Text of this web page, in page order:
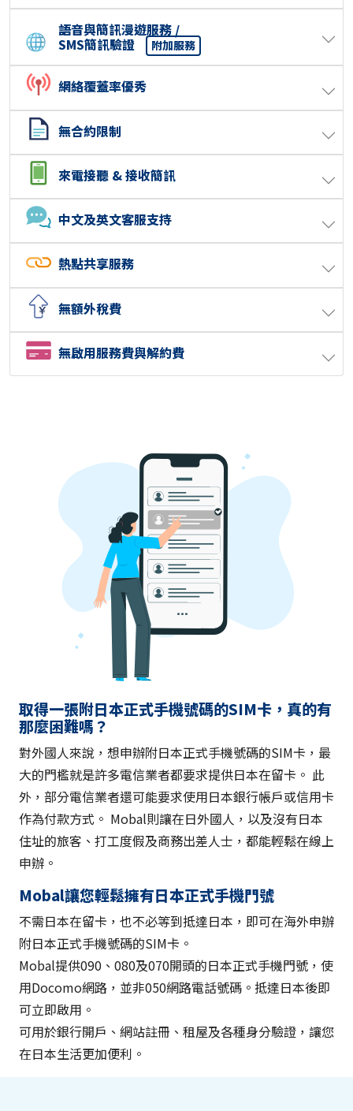
語音與簡訊漫遊服務 /
SMS簡訊驗證 附加服務
網絡覆蓋率優秀
無合約限制
來電接聽 & 接收簡訊
中文及英文客服支持
熱點共享服務
無額外稅費
無啟用服務費與解約費
取得一張附日本正式手機號碼的SIM卡，真的有
那麼困難嗎？
對外國人來說，想申辦附日本正式手機號碼的SIM卡，最
大的門檻就是許多電信業者都要求提供日本在留卡。 此
外，部分電信業者還可能要求使用日本銀行帳戶或信用卡
作為付款方式。 Mobal則讓在日外國人，以及沒有日本
住址的旅客、打工度假及商務出差人士，都能輕鬆在線上
申辦。
Mobal讓您輕鬆擁有日本正式手機門號
不需日本在留卡，也不必等到抵達日本，即可在海外申辦
附日本正式手機號碼的SIM卡。
Mobal提供090、080及070開頭的日本正式手機門號，使
用Docomo網路，並非050網路電話號碼。抵達日本後即
可立即啟用。
可用於銀行開戶、網站註冊、租屋及各種身分驗證，讓您
在日本生活更加便利。